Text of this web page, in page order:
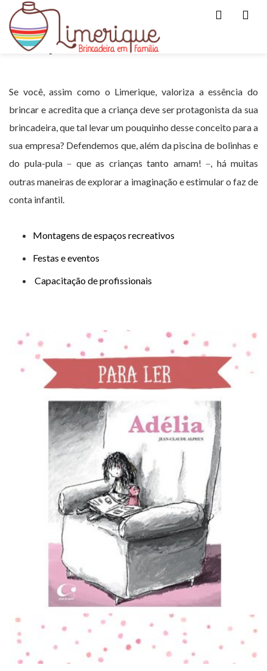
Para empresas
Se você, assim como o Limerique, valoriza a essência do
brincar e acredita que a criança deve ser protagonista da sua
brincadeira, que tal levar um pouquinho desse conceito para a
sua empresa? Defendemos que, além da piscina de bolinhas e
do pula-pula – que as crianças tanto amam! –, há muitas
outras maneiras de explorar a imaginação e estimular o faz de
conta infantil.
Montagens de espaços recreativos
Festas e eventos
Capacitação de profissionais
PARA LER
Adélia